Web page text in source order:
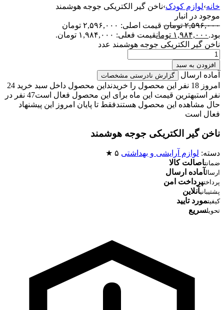
خانه›لوازم کودک›ناخن گیر الکتریکی جوجه هوشمند
موجود در انبار
۲,۵۹۶,۰۰۰ تومان
قیمت اصلی: ۲,۵۹۶,۰۰۰ تومان
بود. ۱,۹۸۴,۰۰۰ تومانقیمت فعلی: ۱,۹۸۴,۰۰۰ تومان.
ناخن گیر الکتریکی جوجه هوشمند عدد
افزودن به سبد
آماده ارسال گزارش نادرستی مشخصات
امروز 18 نفر این محصول را خریدند
این محصول داخل سبد خرید 24
نفر استبهترین قیمت این ماه برای این محصول فعال است
47 نفر در
حال مشاهده این محصول هستندفقط تا پایان امروز این پیشنهاد
فعال است
ناخن گیر الکتریکی جوجه هوشمند
دسته: لوازم آرایشی و بهداشتی ۵ ★
ضمانتاصالت کالا
ارسالآماده ارسال
پرداختپرداخت امن
پشتیبانیآنلاین
کیفیتمورد تایید
تحویلسریع